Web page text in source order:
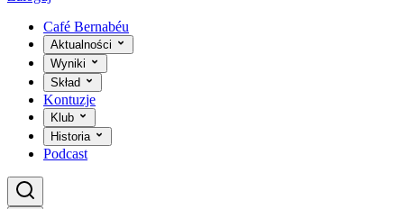
Café Bernabéu
Aktualności
Wyniki
Skład
Kontuzje
Klub
Historia
Podcast